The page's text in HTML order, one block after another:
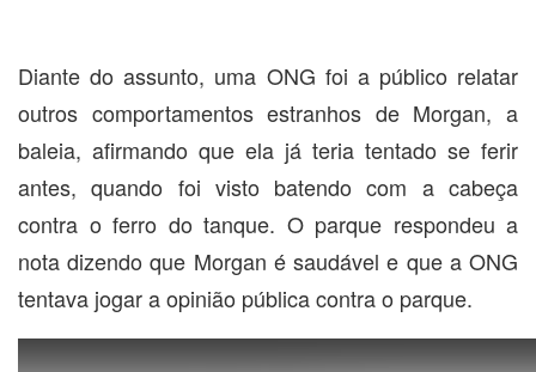
Diante do assunto, uma ONG foi a público relatar
outros comportamentos estranhos de Morgan, a
baleia, afirmando que ela já teria tentado se ferir
antes, quando foi visto batendo com a cabeça
contra o ferro do tanque. O parque respondeu a
nota dizendo que Morgan é saudável e que a ONG
tentava jogar a opinião pública contra o parque.